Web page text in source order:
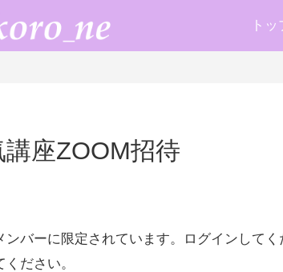
ト
座ZOOM招待
ンバーに限定されています。ログインして
ださい。